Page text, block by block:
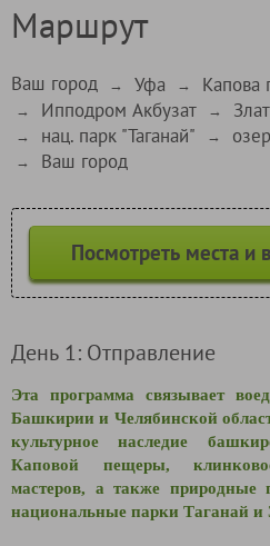
Маршрут
Ваш город → Уфа → Капова
→ Ипподром Акбузат →
→ нац. парк "Таганай" →
→ Ваш город
Посмотреть места и
День 1: Отправление
Эта программа связывает
Башкирии и Челябинской
культурное наследие
Каповой пещеры,
мастеров, а также
национальные парки Таганай и